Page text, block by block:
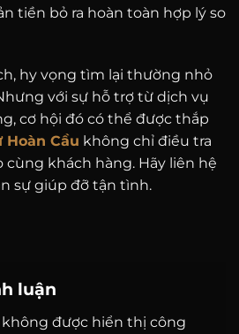
tiền bỏ ra hoàn toàn hợp lý so
hy vọng tìm lại thường nhỏ
với sự hỗ trợ từ dịch vụ
cơ hội đó có thể được thắp
Hoàn Cầu không chỉ điều tra
cùng khách hàng. Hãy liên hệ
sự giúp đỡ tận tình.
luận
không được hiển thị công